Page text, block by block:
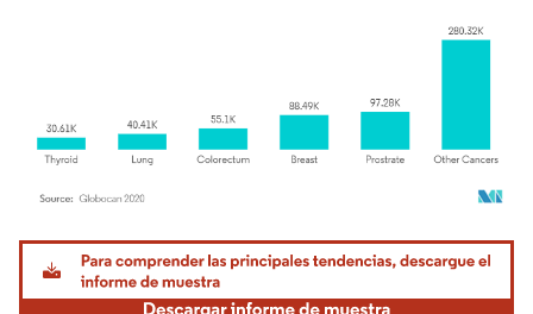
Imagen © Mordor Intelligence. El uso requiere atribución según CC BY 4.0.